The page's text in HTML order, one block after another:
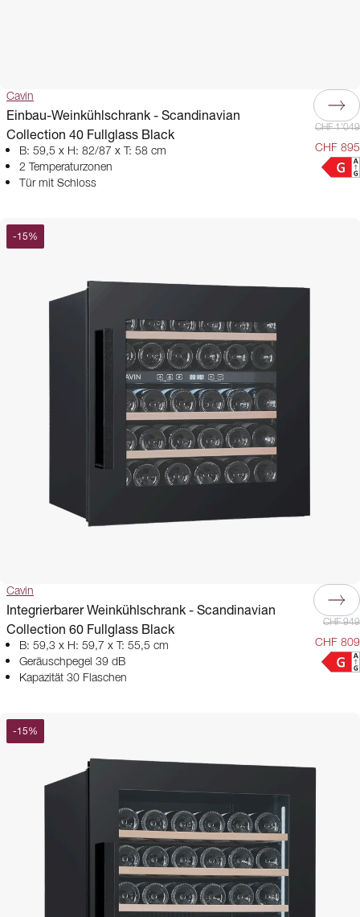
Cavin
Einbau-Weinkühlschrank - Scandinavian
Collection 40 Fullglass Black
B: 59,5 x H: 82/87 x T: 58 cm
2 Temperaturzonen
Tür mit Schloss
CHF 1'049
CHF 895
-15%
Cavin
Integrierbarer Weinkühlschrank - Scandinavian
Collection 60 Fullglass Black
B: 59,3 x H: 59,7 x T: 55,5 cm
Geräuschpegel 39 dB
Kapazität 30 Flaschen
CHF 949
CHF 809
-15%